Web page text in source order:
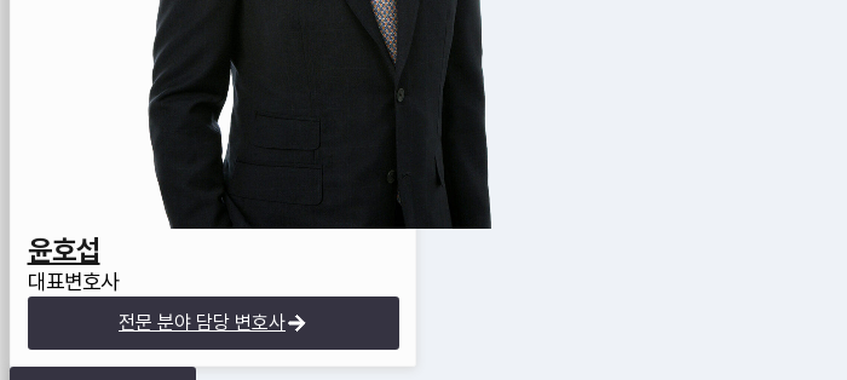
윤호섭
대표변호사
전문 분야 담당 변호사